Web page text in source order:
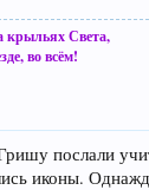
крыльях Света,
во всём!
послали
иконы.